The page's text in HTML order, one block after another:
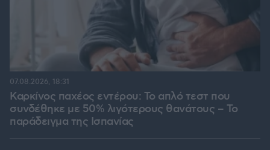
Καρκίνος παχέος εντέρου: Το απλό τεστ που
συνδέθηκε με 50% λιγότερους θανάτους – Το
παράδειγμα της Ισπανίας
07.08.2026, 18:31